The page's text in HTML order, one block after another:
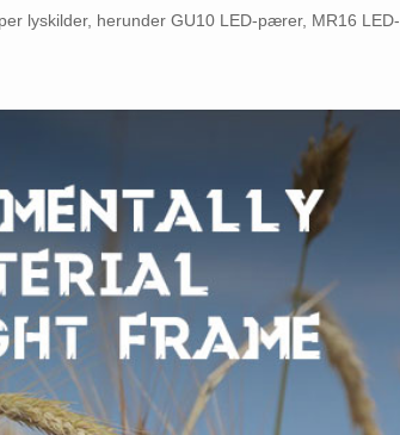
lyskilder, herunder GU10 LED-pærer, MR16 LED-